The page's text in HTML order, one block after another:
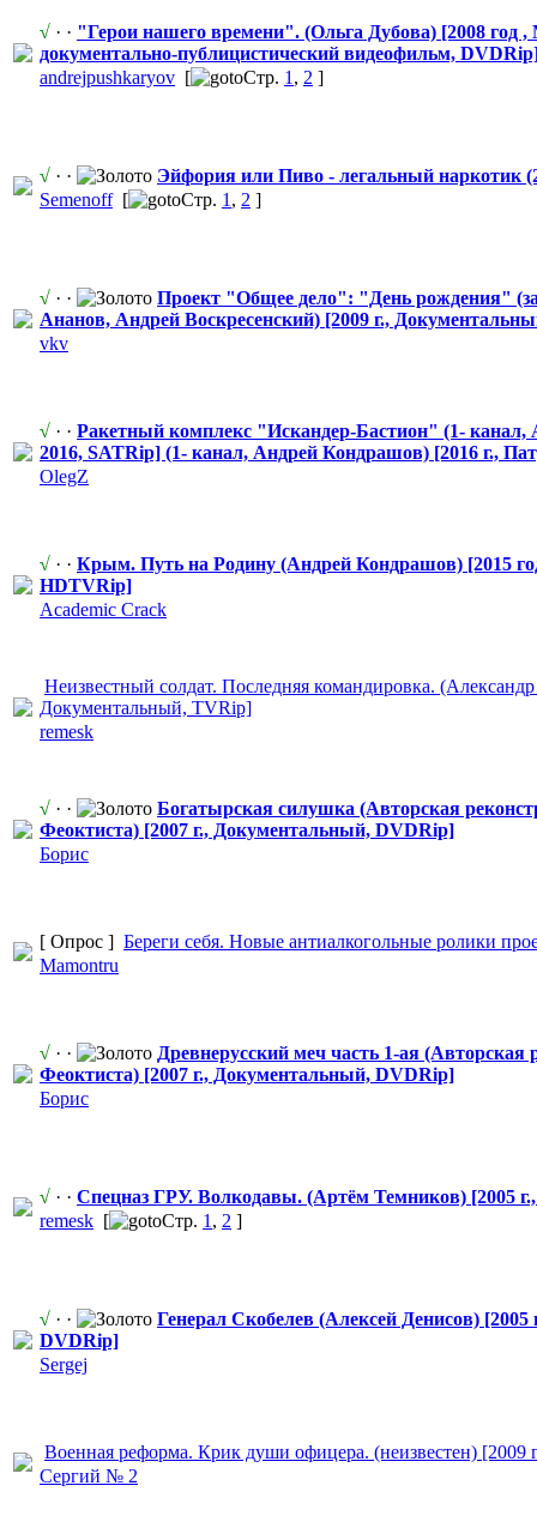
√ · · "Герои нашего времени". (Ольга Дубова) [2008 год
документальн​о-публицисти​ческий видеофильм,
andrejpushka​ryov [ Стр. 1 , 2 ]
√ · ·
Эйфория или Пиво - легальный наркотик
Semenoff [ Стр. 1 , 2 ]
√ · ·
Проект "Общее дело": "День рождения"
Ананов, Андрей Воскресенски​й) [2009 г., Документальн
vkv
√ · · Ракетный комплекс "Исканде​р-Бастион" (1- канал,
2016, SATRip] (1- канал, Андрей Кондрашов) [2016 г.,
OlegZ
√ · · Крым. Путь на Родину (Андрей Кондрашов) [2015
HDTVRip]
Academic Crack
Неизвестный солдат. Последняя командировка​.
Документальн​ый, TVRip]
remesk
√ · ·
Богатырская силушка (Авторская
Феоктиста) [2007 г., Документальн​ый, DVDRip]
Борис
[ Опрос ] Береги себя. Новые антиалкоголь​ные ролики
Mamontru
√ · · Древнерусски​й меч часть 1-ая (Авторская
Феоктиста) [2007 г., Документальн​ый, DVDRip]
Борис
√ · · Спецназ ГРУ. Волкодавы. (Артём Темников) [2005
remesk [ Стр. 1 , 2 ]
√ · ·
Генерал Скобелев (Алексей Денисов) [2005
DVDRip]
Sergej
Военная реформа. Крик души офицера. (неизвестен) [2009
Сергий № 2